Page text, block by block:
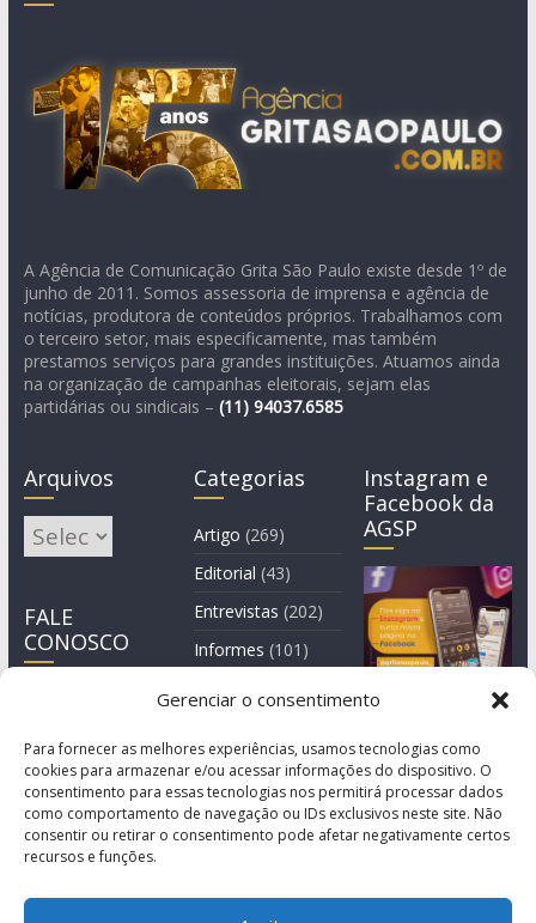
Gerenciar o consentimento
Para fornecer as melhores experiências, usamos tecnologias como
cookies para armazenar e/ou acessar informações do dispositivo. O
consentimento para essas tecnologias nos permitirá processar dados
como comportamento de navegação ou IDs exclusivos neste site. Não
consentir ou retirar o consentimento pode afetar negativamente certos
recursos e funções.
A Agência de Comunicação Grita São Paulo existe desde 1º de
junho de 2011. Somos assessoria de imprensa e agência de
notícias, produtora de conteúdos próprios. Trabalhamos com
o terceiro setor, mais especificamente, mas também
prestamos serviços para grandes instituições. Atuamos ainda
na organização de campanhas eleitorais, sejam elas
partidárias ou sindicais – (11) 94037.6585
Arquivos
Arquivos
FALE
CONOSCO
Categorias
Artigo (269)
Editorial (43)
Entrevistas (202)
Informes (101)
Instagram e
Facebook da
AGSP